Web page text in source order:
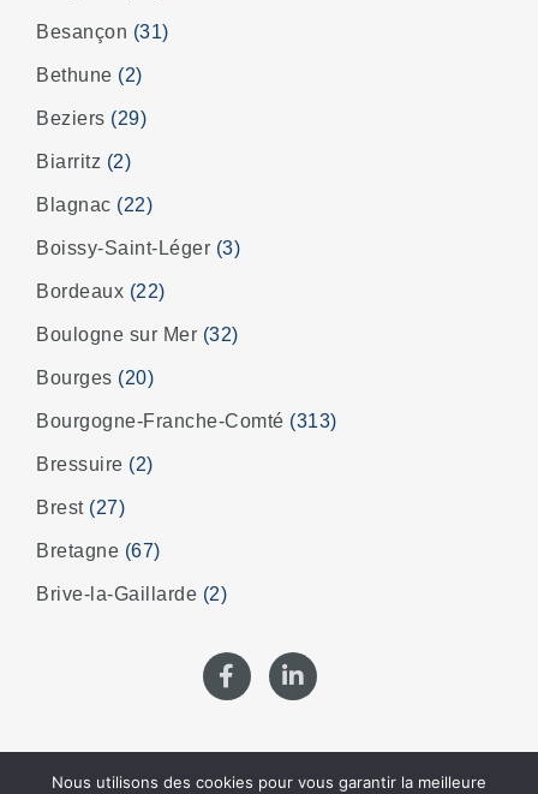
Besançon (31)
Bethune (2)
Beziers (29)
Biarritz (2)
Blagnac (22)
Boissy-Saint-Léger (3)
Bordeaux (22)
Boulogne sur Mer (32)
Bourges (20)
Bourgogne-Franche-Comté (313)
Bressuire (2)
Brest (27)
Bretagne (67)
Brive-la-Gaillarde (2)
Nous utilisons des cookies pour vous garantir la meilleure